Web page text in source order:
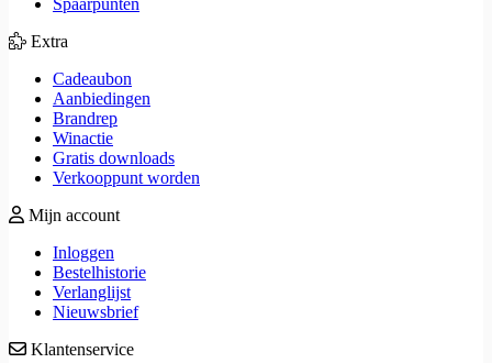
Spaarpunten
Extra
Cadeaubon
Aanbiedingen
Brandrep
Winactie
Gratis downloads
Verkooppunt worden
Mijn account
Inloggen
Bestelhistorie
Verlanglijst
Nieuwsbrief
Klantenservice